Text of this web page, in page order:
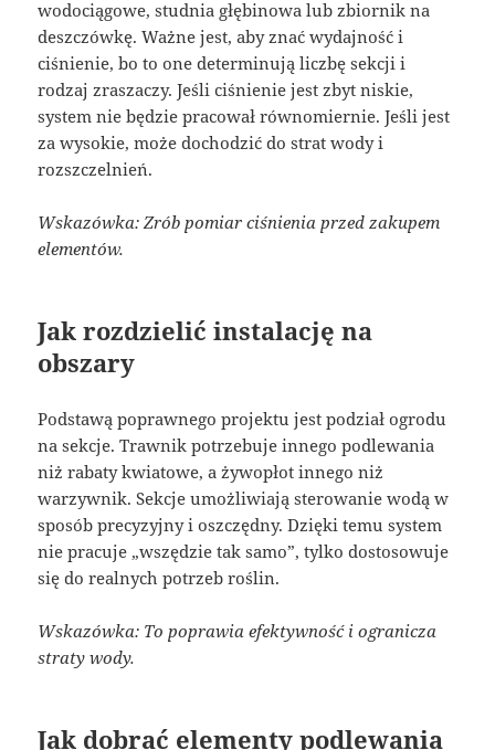
wodociągowe, studnia głębinowa lub zbiornik na
deszczówkę. Ważne jest, aby znać wydajność i
ciśnienie, bo to one determinują liczbę sekcji i
rodzaj zraszaczy. Jeśli ciśnienie jest zbyt niskie,
system nie będzie pracował równomiernie. Jeśli jest
za wysokie, może dochodzić do strat wody i
rozszczelnień.
Wskazówka: Zrób pomiar ciśnienia przed zakupem
elementów.
Jak rozdzielić instalację na
obszary
Podstawą poprawnego projektu jest podział ogrodu
na sekcje. Trawnik potrzebuje innego podlewania
niż rabaty kwiatowe, a żywopłot innego niż
warzywnik. Sekcje umożliwiają sterowanie wodą w
sposób precyzyjny i oszczędny. Dzięki temu system
nie pracuje „wszędzie tak samo”, tylko dostosowuje
się do realnych potrzeb roślin.
Wskazówka: To poprawia efektywność i ogranicza
straty wody.
Jak dobrać elementy podlewania